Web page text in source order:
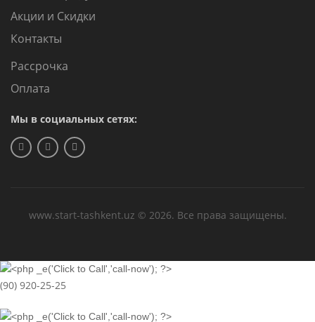
Акции и Скидки
Контакты
Рассрочка
Оплата
Мы в социальных сетях:
www.start-tashkent.uz © 2026. Все права защищены.
(90) 920-25-25